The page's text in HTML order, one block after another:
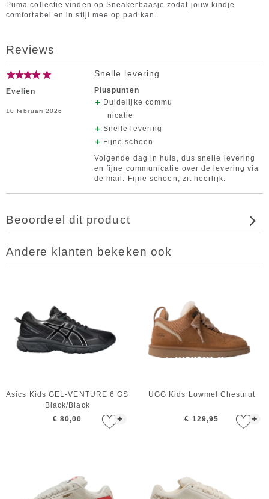
Puma collectie vinden op Sneakerbaasje zodat jouw kindje
comfortabel en in stijl mee op pad kan.
Reviews
Evelien
10 februari 2026
Snelle levering
Pluspunten
Duidelijke commu
nicatie
Snelle levering
Fijne schoen
Volgende dag in huis, dus snelle levering
en fijne communicatie over de levering via
de mail. Fijne schoen, zit heerlijk.
Beoordeel dit product
Andere klanten bekeken ook
+
Asics Kids GEL-VENTURE 6 GS
Black/Black
€ 80,00
+
UGG Kids Lowmel Chestnut
€ 129,95